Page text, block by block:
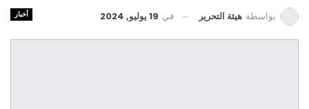
أخبار بواسطة هيئة التحرير في 19 يوليو, 2024